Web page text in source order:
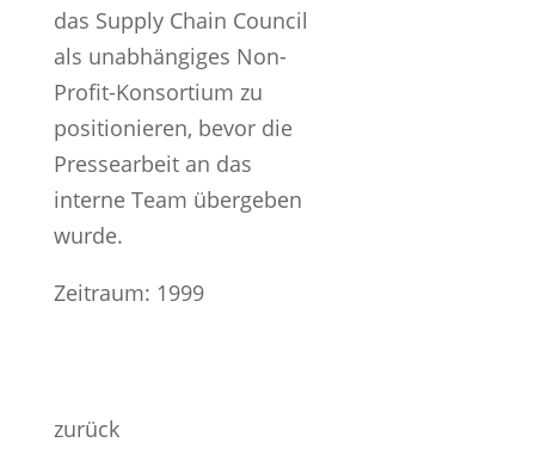
das Supply Chain Council
als unabhängiges Non-
Profit-Konsortium zu
positionieren, bevor die
Pressearbeit an das
interne Team übergeben
wurde.
Zeitraum: 1999
zurück